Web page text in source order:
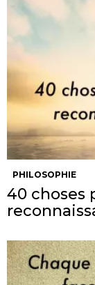
PHILOSOPHIE
40 choses